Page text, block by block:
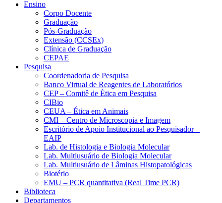
Ensino
Corpo Docente
Graduação
Pós-Graduação
Extensão (CCSEx)
Clínica de Graduação
CEPAE
Pesquisa
Coordenadoria de Pesquisa
Banco Virtual de Reagentes de Laboratórios
CEP – Comitê de Ética em Pesquisa
CIBio
CEUA – Ética em Animais
CMI – Centro de Microscopia e Imagem
Escritório de Apoio Institucional ao Pesquisador –
EAIP
Lab. de Histologia e Biologia Molecular
Lab. Multiusuário de Biologia Molecular
Lab. Multiusuário de Lâminas Histopatológicas
Biotério
EMU – PCR quantitativa (Real Time PCR)
Biblioteca
Departamentos